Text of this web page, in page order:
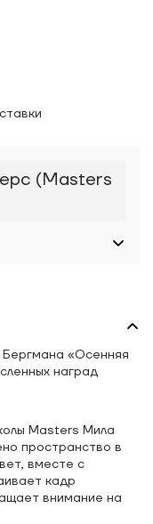
(Masters
«Осенняя
наград
Masters Мила
пространство в
вместе с
кадр
внимание на